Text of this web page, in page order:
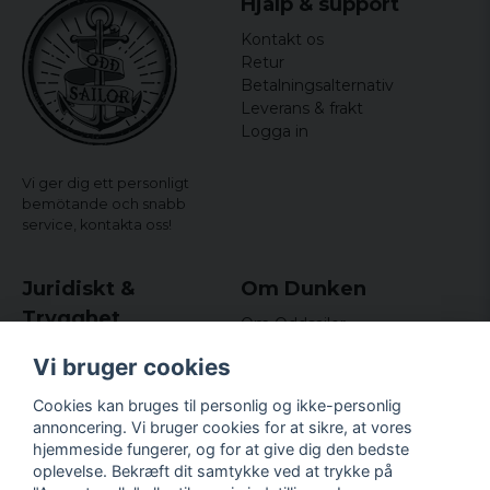
Køn: Mr.
Farve: sort/hvid
Officielt licenserede merchandise
Vi ger dig ett personligt
bemötande och snabb
service, kontakta oss!
Kontakt os
Retur
Betalningsalternativ
Leverans & frakt
Logga in
Juridiskt &
Trygghet
Købs- og leveringsvilkår
Integritetspolicy (GDPR)
Om cookies
Om Dunken
Om Oddsailor
Nyhedsbrev
Kundklubb.
Företagsuppgifter
Vi bruger cookies
Cookies kan bruges til personlig og ikke-personlig
annoncering. Vi bruger cookies for at sikre, at vores
hjemmeside fungerer, og for at give dig den bedste
oplevelse. Bekræft dit samtykke ved at trykke på